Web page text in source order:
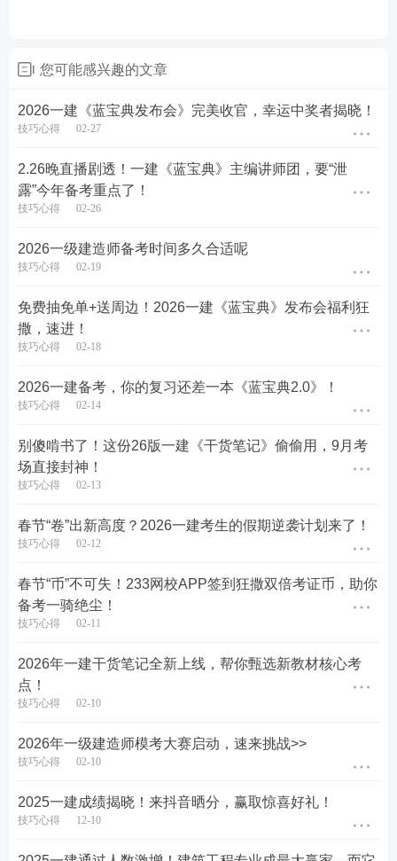
您可能感兴趣的文章
2026一建《蓝宝典发布会》完美收官，幸运中奖者揭晓！
技巧心得 02-27
2.26晚直播剧透！一建《蓝宝典》主编讲师团，要“泄
露”今年备考重点了！
技巧心得 02-26
2026一级建造师备考时间多久合适呢
技巧心得 02-19
免费抽免单+送周边！2026一建《蓝宝典》发布会福利狂
撒，速进！
技巧心得 02-18
2026一建备考，你的复习还差一本《蓝宝典2.0》！
技巧心得 02-14
别傻啃书了！这份26版一建《干货笔记》偷偷用，9月考
场直接封神！
技巧心得 02-13
春节“卷”出新高度？2026一建考生的假期逆袭计划来了！
技巧心得 02-12
春节“币”不可失！233网校APP签到狂撒双倍考证币，助你
备考一骑绝尘！
技巧心得 02-11
2026年一建干货笔记全新上线，帮你甄选新教材核心考
点！
技巧心得 02-10
2026年一级建造师模考大赛启动，速来挑战>>
技巧心得 02-10
2025一建成绩揭晓！来抖音晒分，赢取惊喜好礼！
技巧心得 12-10